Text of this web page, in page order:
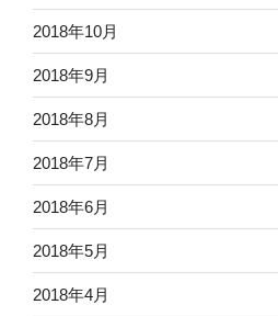
2018年10月
2018年9月
2018年8月
2018年7月
2018年6月
2018年5月
2018年4月